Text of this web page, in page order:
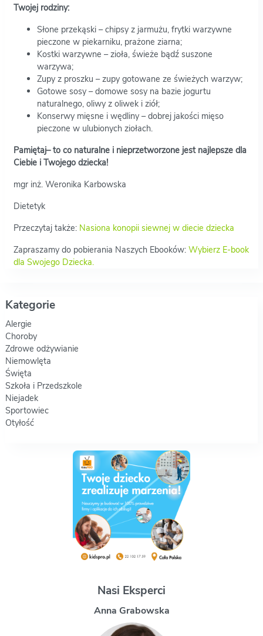
Twojej rodziny:
Słone przekąski – chipsy z jarmużu, frytki warzywne
pieczone w piekarniku, prażone ziarna;
Kostki warzywne – zioła, świeże bądź suszone
warzywa;
Zupy z proszku – zupy gotowane ze świeżych warzyw;
Gotowe sosy – domowe sosy na bazie jogurtu
naturalnego, oliwy z oliwek i ziół;
Konserwy mięsne i wędliny – dobrej jakości mięso
pieczone w ulubionych ziołach.
Pamiętaj– to co naturalne i nieprzetworzone jest najlepsze dla
Ciebie i Twojego dziecka!
mgr inż. Weronika Karbowska
Dietetyk
Przeczytaj także: Nasiona konopii siewnej w diecie dziecka
Zapraszamy do pobierania Naszych Ebooków: Wybierz E-book
dla Swojego Dziecka.
Kategorie
Alergie
Choroby
Zdrowe odżywianie
Niemowlęta
Święta
Szkoła i Przedszkole
Niejadek
Sportowiec
Otyłość
Nasi Eksperci
Magdalena Uchman